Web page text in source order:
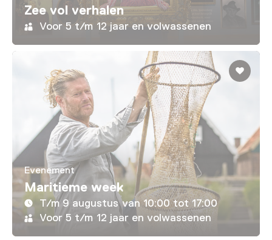
Zee vol verhalen
Voor 5 t/m 12 jaar en volwassenen
Evenement
Maritieme week
T/m 9 augustus van 10:00 tot 17:00
Voor 5 t/m 12 jaar en volwassenen